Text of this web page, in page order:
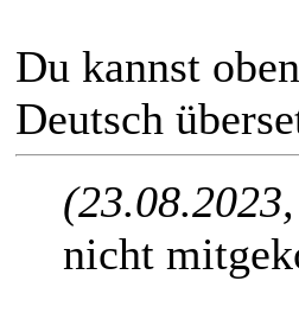
Du kannst
Deutsch
nicht